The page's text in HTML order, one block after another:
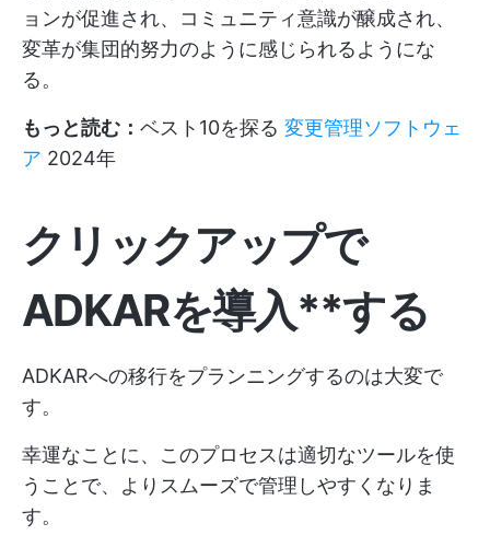
ョンが促進され、コミュニティ意識が醸成され、
変革が集団的努力のように感じられるようにな
る。
もっと読む： ベスト10を探る 変更管理ソフトウェ
ア 2024年
クリックアップで
ADKARを導入**する
ADKARへの移行をプランニングするのは大変で
す。
幸運なことに、このプロセスは適切なツールを使
うことで、よりスムーズで管理しやすくなりま
す。